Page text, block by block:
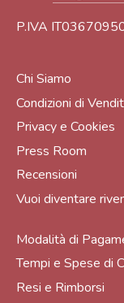
P.IVA
Chi Siamo
Condizioni di
Privacy e Cookies
Press Room
Recensioni
Vuoi diventare
Modalità di
Tempi e Spese di
Resi e Rimborsi